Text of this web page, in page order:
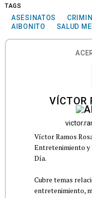
TAGS
ASESINATOS
AIBONITO
SALUD
VÍCTOR
Víctor Ramos
Entretenimiento y
Día.
Cubre temas
entretenimiento,